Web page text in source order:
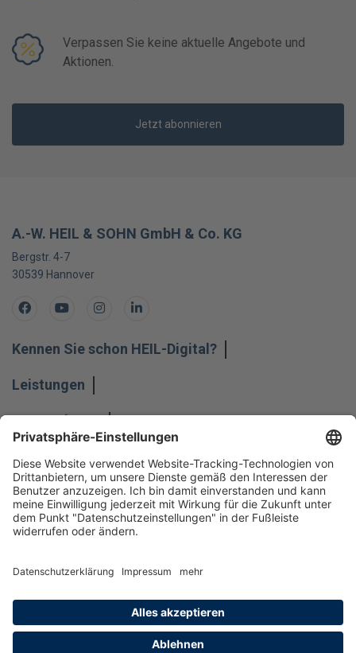
Verpassen Sie keine aktuelle Angebote und
Aktionen.
Jetzt abonnieren
A.-W. HEIL & SOHN GmbH & Co. KG
Bergstr. 4-7
30539 Hannover
FacebookYoutubeInstagramLinkedIn
Kennen Sie schon HEIL-Digital?
Leistungen
Unternehmen
Impressum
Datenschutzeinstellungen
Allgemeine Geschäftsbedingungen